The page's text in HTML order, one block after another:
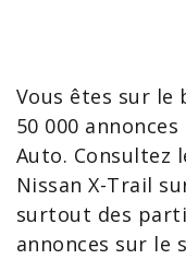
Vous êtes sur le
50 000
Auto. Consultez
Nissan X-Trail
surtout des
annonces sur le